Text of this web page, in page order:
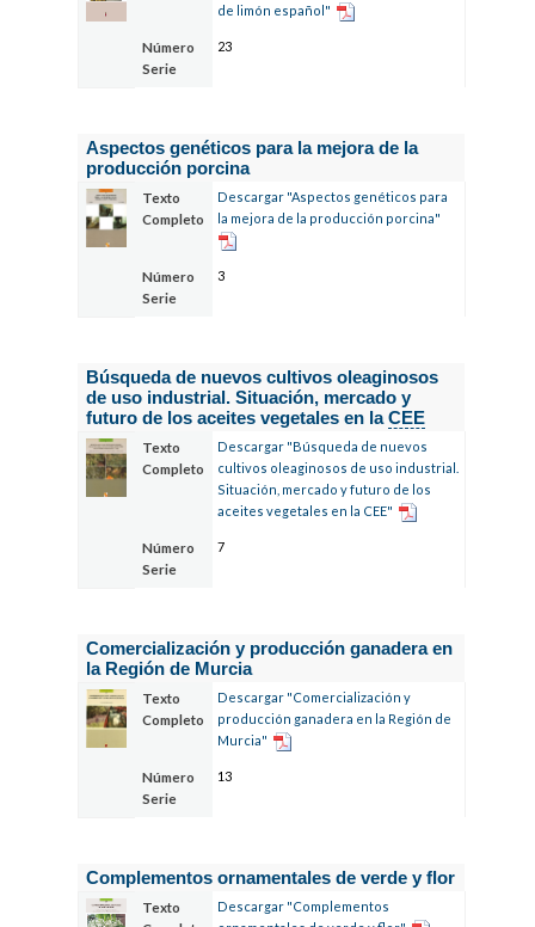
de limón español"
Número
Serie
23
Aspectos genéticos para la mejora de la
producción porcina
Texto
Completo
Descargar "Aspectos genéticos para
la mejora de la producción porcina"
Número
Serie
3
Búsqueda de nuevos cultivos oleaginosos
de uso industrial. Situación, mercado y
futuro de los aceites vegetales en laCEE
Texto
Completo
Descargar "Búsqueda de nuevos
cultivos oleaginosos de uso industrial.
Situación, mercado y futuro de los
aceites vegetales en la CEE"
Número
Serie
7
Comercialización y producción ganadera en
la Región de Murcia
Texto
Completo
Descargar "Comercialización y
producción ganadera en la Región de
Murcia"
Número
Serie
13
Complementos ornamentales de verde y flor
Texto
Descargar "Complementos